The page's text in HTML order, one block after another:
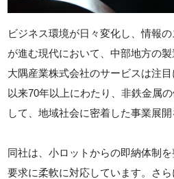
ビジネス環境が日々変化し、情報
が進む現代において、中部地方の
大隅産業株式会社のサービスは注
以来70年以上にわたり、非鉄金属
して、地域社会に密着した事業展開
同社は、小ロットからの即納体制
要求に柔軟に対応しています。さ